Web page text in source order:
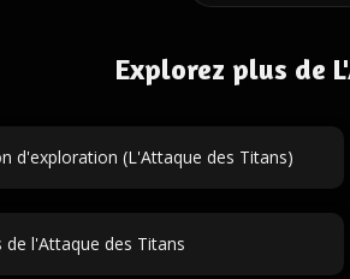
Explorez plus de
d'exploration (L'Attaque des Titans)
de l'Attaque des Titans